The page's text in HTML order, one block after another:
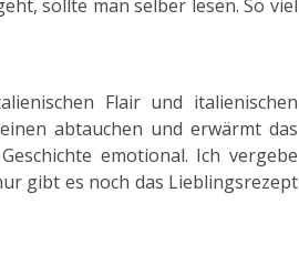
sollte man selber lesen. So viel
Flair und italienischen
abtauchen und erwärmt das
emotional. Ich vergebe
gibt es noch das Lieblingsrezept